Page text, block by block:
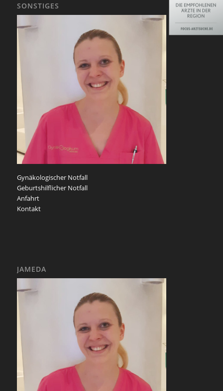
SONSTIGES
Gynäkologischer Notfall
Geburtshilflicher Notfall
Anfahrt
Kontakt
JAMEDA